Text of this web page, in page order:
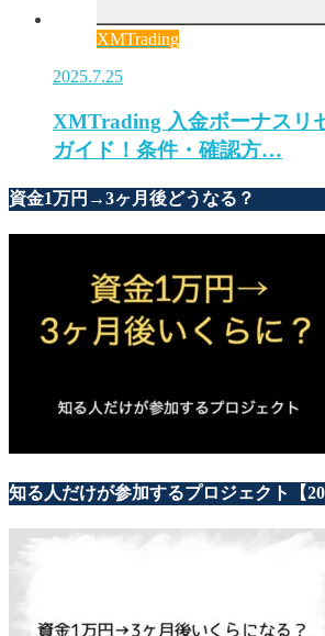
XMTrading
2025.7.25
XMTrading 入金ボーナスリ
ガイド！条件・確認方…
資金1万円→3ヶ月後どうなる？
知る人だけが参加するプロジェクト【